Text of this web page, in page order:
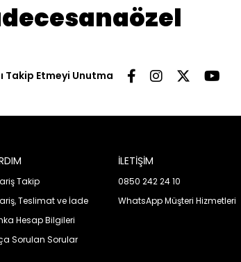
Takip Etmeyi Unutma
Takip
Teslimat ve İade
Hesap Bilgileri
Sorulan Sorular
İLETİŞİM
0850 242 24 10
WhatsApp Müşteri Hizmetleri